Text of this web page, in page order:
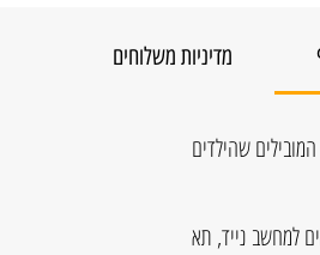
מדיניות משלוחים
המובילים שהילדים
למחשב נייד, תא